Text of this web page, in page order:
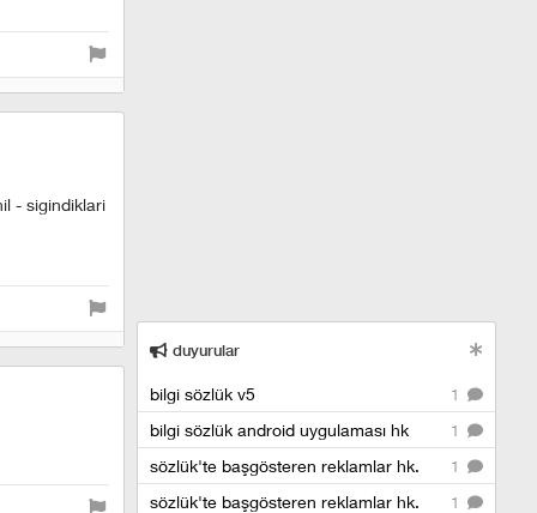
- sigindiklari
duyurular
1
bilgi sözlük v5
1
bilgi sözlük android uygulaması hk
1
sözlük'te başgösteren reklamlar hk.
1
sözlük'te başgösteren reklamlar hk.